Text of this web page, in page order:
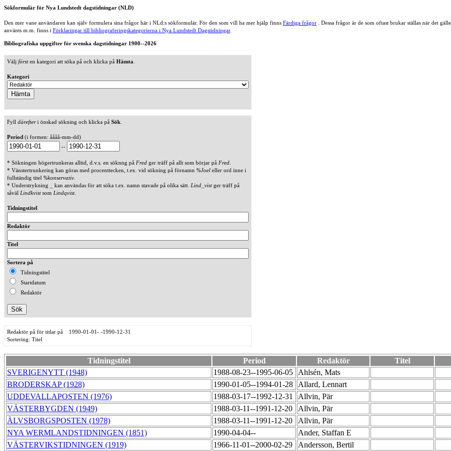
Sökformulär för Nya Lundstedt dagstidningar (NLD)
Den mer vane användaren kan själv formulera sina frågor här i NLd:s sökformulär. För den som vill ha mer hjälp finns Färdiga frågor . Dessa frågor är de som oftast brukar ställas när det
använts m.m. finns i Förklaringar till bibliograferingskategorierna i Nya Lundstedt Dagstidningar.
Bibliografiska uppgifter för svenska dagstidningar 1900--2026
Välj försten kategori att söka på och klicka på Hämta
Kategori
Fyll därefteri önskad sökning och klicka på Sök
Period (i formen: åååå-mm-dd)
--
* Sökningen högertrunkeras alltid, d.v.s. en söknng på Fred ger träff på allt som börjar på Fred
* Vänstertrunkering kan göras med procenttecken, t.ex. vid sökning på förnamn %Joel eller ord inne i
fullständig titel %konservativ
* Understrykning _ kan användas för att söka t.ex. namn stavade på olika sätt. Lind_vistger träff på
såväl Lindkvistsom Lindqvist.
Tidningstitel
Redaktör
Titel
Sortera på
Tidningstitel
Startdatum
Redaktör
Redaktör på för titlar på 1990-01-01- -1990-12-31
Sortering: Titel
Tidningstitel Period Redaktör Titel
SVERIGENYTT (1948) 1988-08-23--1995-06-05 Ahlsén, Mats
BRODERSKAP (1928) 1990-01-05--1994-01-28 Allard, Lennart
UDDEVALLAPOSTEN (1976) 1988-03-17--1992-12-31 Allvin, Pär
VÄSTERBYGDEN (1949) 1988-03-11--1991-12-20 Allvin, Pär
ÄLVSBORGSPOSTEN (1978) 1988-03-11--1991-12-20 Allvin, Pär
NYA WERMLANDSTIDNINGEN (1851) 1990-04-04-- Ander, Staffan E
VÄSTERVIKSTIDNINGEN (1919) 1966-11-01--2000-02-29 Andersson, Bertil